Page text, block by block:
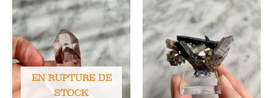
EN RUPTURE DE
STOCK